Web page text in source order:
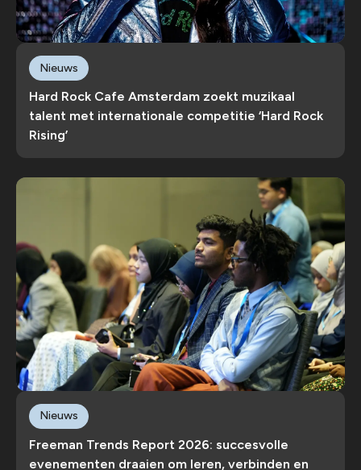
Hard Rock Cafe Amsterdam zoekt muzikaal
talent met internationale competitie ‘Hard Rock
Rising’
Nieuws
Freeman Trends Report 2026: succesvolle
evenementen draaien om leren, verbinden en
Nieuws